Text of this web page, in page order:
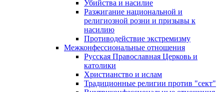
Убийства и насилие
Разжигание национальной и
религиозной розни и призывы к
насилию
Противодействие экстремизму
Межконфессиональные отношения
Русская Православная Церковь и
католики
Христианство и ислам
Традиционные религии против "сект"